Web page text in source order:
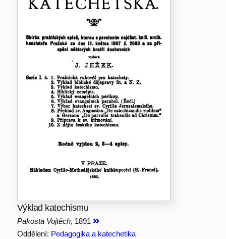
Výklad katechismu
Pakosta Vojtěch, 1891
Oddělení: Pedagogika a katechetika